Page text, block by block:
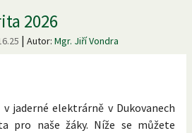
2026
| Autor: Mgr. Jiří Vondra
jaderné elektrárně v Dukovanech
pro naše žáky. Níže se můžete